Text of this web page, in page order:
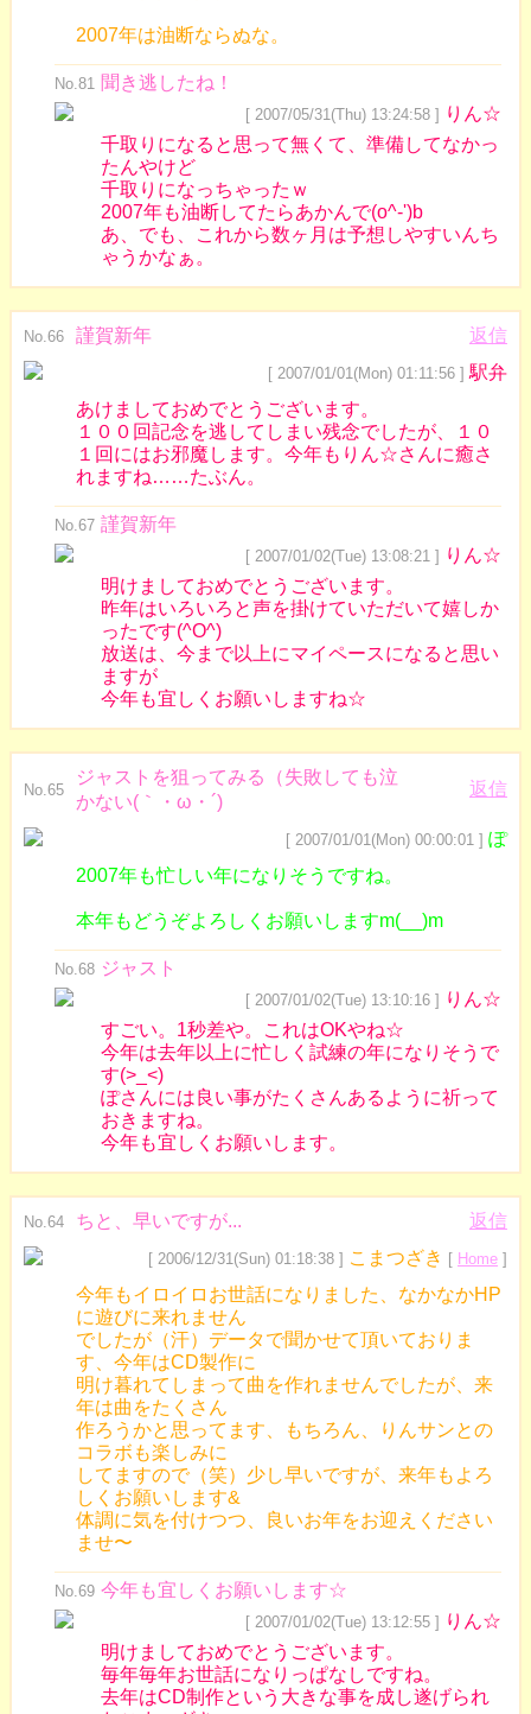
2007年は油断ならぬな。
No.81 聞き逃したね！
[ 2007/05/31(Thu) 13:24:58 ] りん☆
千取りになると思って無くて、準備してなかっ
たんやけど
千取りになっちゃったｗ
2007年も油断してたらあかんで(o^-')b
あ、でも、これから数ヶ月は予想しやすいんち
ゃうかなぁ。
No.66 謹賀新年 返信
[ 2007/01/01(Mon) 01:11:56 ] 駅弁
あけましておめでとうございます。
１００回記念を逃してしまい残念でしたが、１０
１回にはお邪魔します。今年もりん☆さんに癒さ
れますね……たぶん。
No.67 謹賀新年
[ 2007/01/02(Tue) 13:08:21 ] りん☆
明けましておめでとうございます。
昨年はいろいろと声を掛けていただいて嬉しか
ったです(^O^)
放送は、今まで以上にマイペースになると思い
ますが
今年も宜しくお願いしますね☆
No.65
ジャストを狙ってみる（失敗しても泣
かない(｀・ω・´)
返信
[ 2007/01/01(Mon) 00:00:01 ] ぽ
2007年も忙しい年になりそうですね。
本年もどうぞよろしくお願いしますm(__)m
No.68 ジャスト
[ 2007/01/02(Tue) 13:10:16 ] りん☆
すごい。1秒差や。これはOKやね☆
今年は去年以上に忙しく試練の年になりそうで
す(>_<)
ぽさんには良い事がたくさんあるように祈って
おきますね。
今年も宜しくお願いします。
No.64 ちと、早いですが... 返信
[ 2006/12/31(Sun) 01:18:38 ] こまつざき [ Home ]
今年もイロイロお世話になりました、なかなかHP
に遊びに来れません
でしたが（汗）データで聞かせて頂いておりま
す、今年はCD製作に
明け暮れてしまって曲を作れませんでしたが、来
年は曲をたくさん
作ろうかと思ってます、もちろん、りんサンとの
コラボも楽しみに
してますので（笑）少し早いですが、来年もよろ
しくお願いします&
体調に気を付けつつ、良いお年をお迎えください
ませ〜
No.69 今年も宜しくお願いします☆
[ 2007/01/02(Tue) 13:12:55 ] りん☆
明けましておめでとうございます。
毎年毎年お世話になりっぱなしですね。
去年はCD制作という大きな事を成し遂げられ